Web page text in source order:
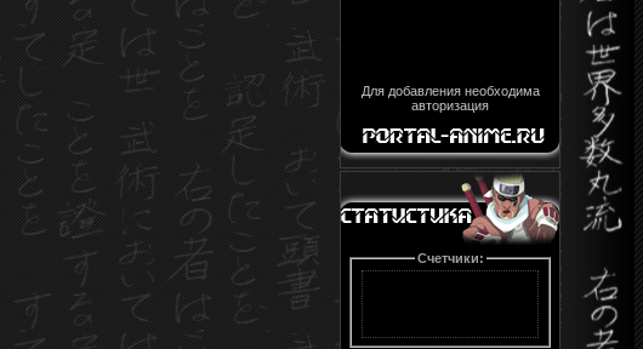
Для добавления необходима
авторизация
Счетчики: